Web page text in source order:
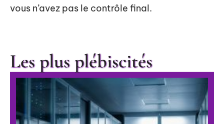
vous n’avez pas le contrôle final.
Les plus plébiscités